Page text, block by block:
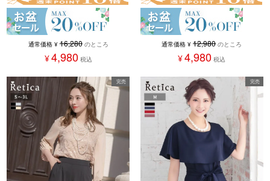
ードレス (Sサイズ～4Lサイズ)(小澤美里)
通常価格 ¥ 16,280 のところ
¥4,980 税込
サイズ)
通常価格 ¥ 12,980 のところ
¥4,980 税込
完売 完売